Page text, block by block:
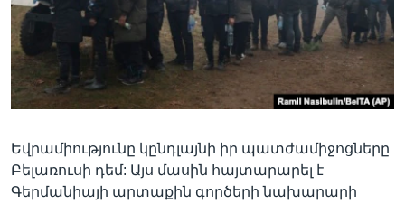
Լեզուներ
Եվրամիությունը կընդլայնի իր պատժամիջոցները
Բելառուսի դեմ: Այս մասին հայտարարել է
Գերմանիայի արտաքին գործերի նախարարի